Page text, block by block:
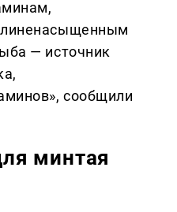
— источник
сообщили
минтая